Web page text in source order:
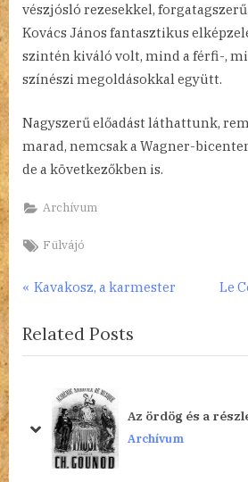
vészjósló rezesekkel,
Kovács János fantasztikus
szintén kiváló volt, mind a férfi-,
színészi megoldásokkal együtt.
Nagyszerű előadást láthattunk,
marad, nemcsak a Wagner-
de a következőkben is.
Archívum
Tags:
Fülvájó
Bejegyzés
navigáció
P
e
v
u
Kavakosz, a karmester
N
t
s
Le
Related Posts
Az ördög és a
Archívum
prev
next